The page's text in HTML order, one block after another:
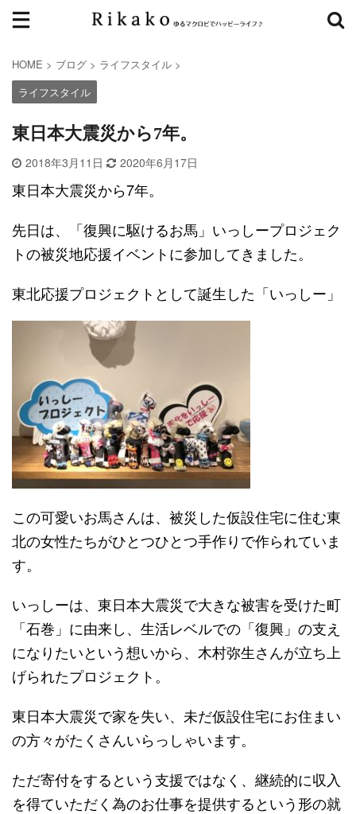
HOME > ブログ > ライフスタイル >
ライフスタイル
東日本大震災から7年。
2018年3月11日 2020年6月17日
東日本大震災から7年。
先日は、「復興に駆けるお馬」いっしープロジェク
トの被災地応援イベントに参加してきました。
東北応援プロジェクトとして誕生した「いっしー」
この可愛いお馬さんは、被災した仮設住宅に住む東
北の女性たちがひとつひとつ手作りで作られていま
す。
いっしーは、東日本大震災で大きな被害を受けた町
「石巻」に由来し、生活レベルでの「復興」の支え
になりたいという想いから、木村弥生さんが立ち上
げられたプロジェクト。
東日本大震災で家を失い、未だ仮設住宅にお住まい
の方々がたくさんいらっしゃいます。
ただ寄付をするという支援ではなく、継続的に収入
を得ていただく為のお仕事を提供するという形の就